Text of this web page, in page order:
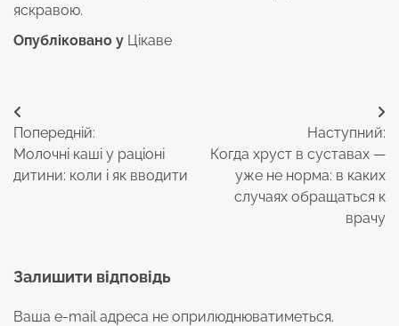
яскравою.
Опубліковано у Цікаве
Навігація
записів
Попередній:
Молочні каші у раціоні
дитини: коли і як вводити
Наступний:
Когда хруст в суставах —
уже не норма: в каких
случаях обращаться к
врачу
Залишити відповідь
Ваша e-mail адреса не оприлюднюватиметься.